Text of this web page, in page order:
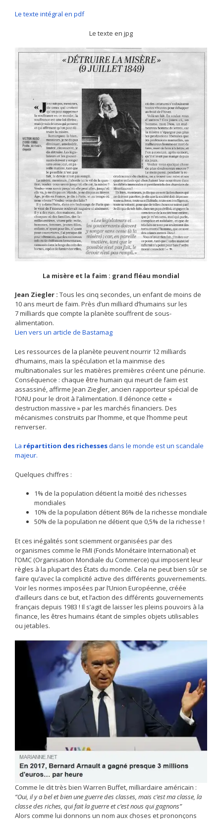
Le texte intégral en pdf
Le texte en jpg
La misère et la faim : grand fléau mondial
Jean Ziegler : Tous les cinq secondes, un enfant de moins de
10 ans meurt de faim. Près d’un milliard d’humains sur les
7 milliards que compte la planète souffrent de sous-
alimentation.
Lien vers un article de Bastamag
Les ressources de la planète peuvent nourrir 12 milliards
d’humains, mais la spéculation et la mainmise des
multinationales sur les matières premières créent une pénurie.
Conséquence : chaque être humain qui meurt de faim est
assassiné, affirme Jean Ziegler, ancien rapporteur spécial de
l’ONU pour le droit à l’alimentation. Il dénonce cette «
destruction massive » par les marchés financiers. Des
mécanismes construits par l’homme, et que l’homme peut
renverser.
La répartition des richessesdans le monde est un scandale
majeur.
Quelques chiffres :
1% de la population détient la moitié des richesses
mondiales
10% de la population détient 86% de la richesse mondiale
50% de la population ne détient que 0,5% de la richesse !
Et ces inégalités sont sciemment organisées par des
organismes comme le FMI (Fonds Monétaire International) et
l’OMC (Organisation Mondiale du Commerce) qui imposent leur
règles à la plupart des États du monde. Cela ne peut bien sûr se
faire qu’avec la complicité active des différents gouvernements.
Voir les normes imposées par l’Union Européenne, créée
d’ailleurs dans ce but, et l’action des différents gouvernements
français depuis 1983 ! Il s’agit de laisser les pleins pouvoirs à la
finance, les êtres humains étant de simples objets utilisables
ou jetables.
Comme le dit très bien Warren Buffet, milliardaire américain :
“Oui, il y a bel et bien une guerre des classes, mais c’est ma classe, la
classe des riches, qui fait la guerre et c’est nous qui gagnons”
Alors comme lui donnons un nom aux choses et prononçons